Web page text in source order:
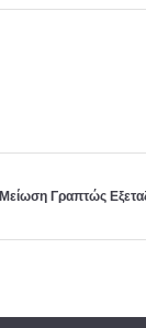
Μείωση Γραπτώς